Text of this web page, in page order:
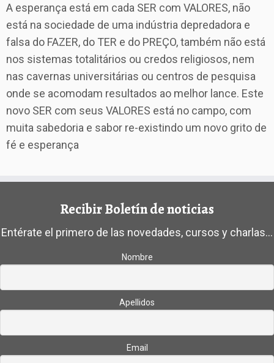
A esperança está em cada SER com VALORES, não
está na sociedade de uma indústria depredadora e
falsa do FAZER, do TER e do PREÇO, também não está
nos sistemas totalitários ou credos religiosos, nem
nas cavernas universitárias ou centros de pesquisa
onde se acomodam resultados ao melhor lance. Este
novo SER com seus VALORES está no campo, com
muita sabedoria e sabor re-existindo um novo grito de
fé e esperança
Recibir Boletín de noticias
Entérate el primero de las novedades, cursos y charlas...
Nombre
Apellidos
Email